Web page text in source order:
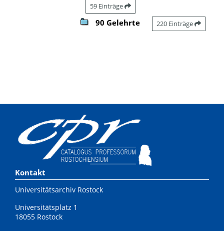
59 Einträge
90 Gelehrte 220 Einträge
Kontakt
Universitätsarchiv Rostock
Universitätsplatz 1
18055 Rostock